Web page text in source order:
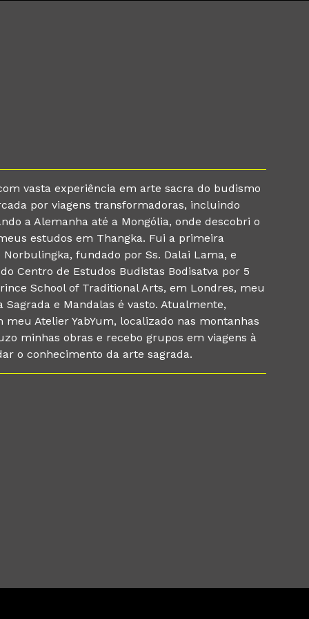
vasta experiência em arte sacra do budismo
por viagens transformadoras, incluindo
a Alemanha até a Mongólia, onde descobri o
estudos em Thangka. Fui a primeira
fundado por Ss. Dalai Lama, e
Centro de Estudos Budistas Bodisatva por 5
School of Traditional Arts, em Londres, meu
e Mandalas é vasto. Atualmente,
Atelier YabYum, localizado nas montanhas
minhas obras e recebo grupos em viagens à
o conhecimento da arte sagrada.